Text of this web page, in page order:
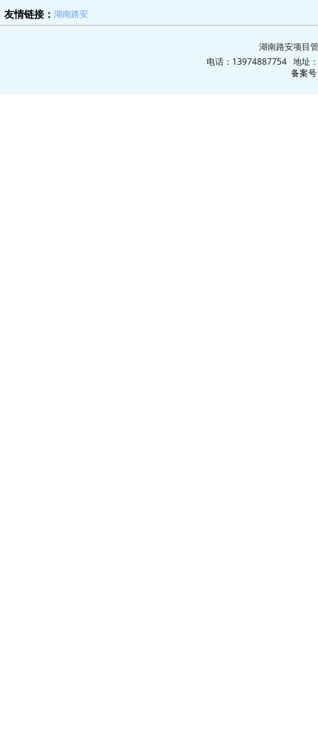
湖南路安项目
电话：13974887754 地址
备案
友情链接： 湖南路安